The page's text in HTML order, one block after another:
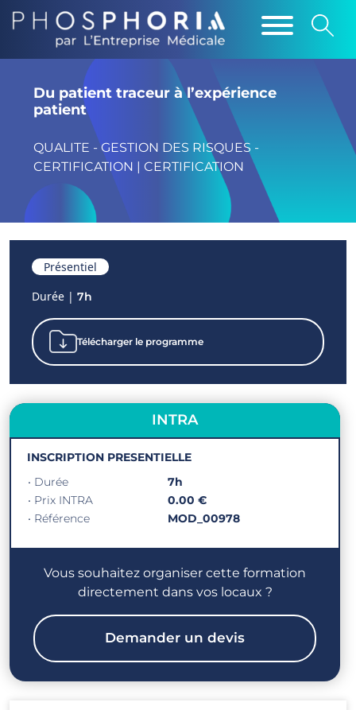
Du patient traceur à l’expérience
patient
QUALITE - GESTION DES RISQUES -
CERTIFICATION | CERTIFICATION
Présentiel
Durée | 7h
Télécharger le programme
INTRA
INSCRIPTION PRESENTIELLE
• Durée
7h
• Prix INTRA
0.00 €
• Référence
MOD_00978
Vous souhaitez organiser cette formation
directement dans vos locaux ?
Demander un devis